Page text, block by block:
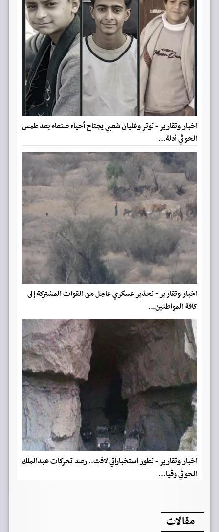
اخبار وتقارير - توتر وغليان شعبي يجتاح أحياء صنعاء بعد طمس
الحوثي أدلة...
اخبار وتقارير - تحذير عسكري عاجل من القوات المشتركة إلى
كافة المواطنين...
اخبار وتقارير - تطور استخباراتي لافت.. رصد تحركات عبدالملك
الحوثي وقيا...
مقالات